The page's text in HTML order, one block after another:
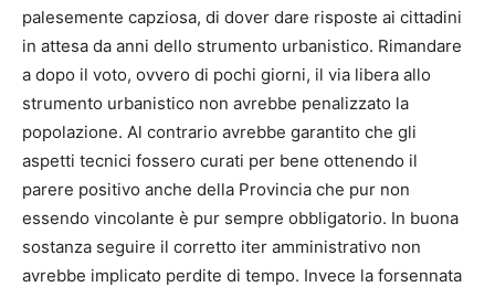
palesemente capziosa, di dover dare risposte ai cittadini
in attesa da anni dello strumento urbanistico. Rimandare
a dopo il voto, ovvero di pochi giorni, il via libera allo
strumento urbanistico non avrebbe penalizzato la
popolazione. Al contrario avrebbe garantito che gli
aspetti tecnici fossero curati per bene ottenendo il
parere positivo anche della Provincia che pur non
essendo vincolante è pur sempre obbligatorio. In buona
sostanza seguire il corretto iter amministrativo non
avrebbe implicato perdite di tempo. Invece la forsennata